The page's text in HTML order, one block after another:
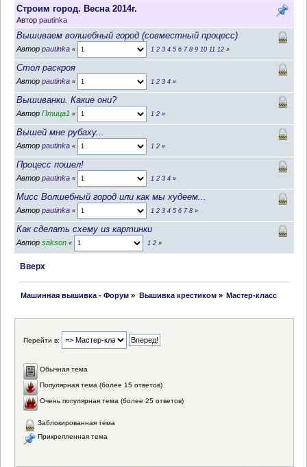
Строим город. Весна 2014г.
Автор pautinka
Вышиваем волшебный город (совместный процесс)
Автор pautinka « 1 2 3 4 5 6 7 8 9 10 11 12»
Стол раскроя
Автор pautinka « 1 2 3 4»
Вышиванки. Какие они?
Автор Птица1 « 1 2»
Вышей мне рубаху...
Автор pautinka « 1 2»
Процесс пошел!
Автор pautinka « 1 2 3 4»
Мисс Волшебный город или как мы худеем...
Автор pautinka « 1 2 3 4 5 6 7 8»
Как сделать схему из картинки
Автор sakson « 1 2»
Вверх
Машинная вышивка - Форум » Вышивка крестиком» Мастер-класс
Перейти в:
Обычная тема
Популярная тема (более 15 ответов)
Очень популярная тема (более 25 ответов)
Заблокированная тема
Прикрепленная тема